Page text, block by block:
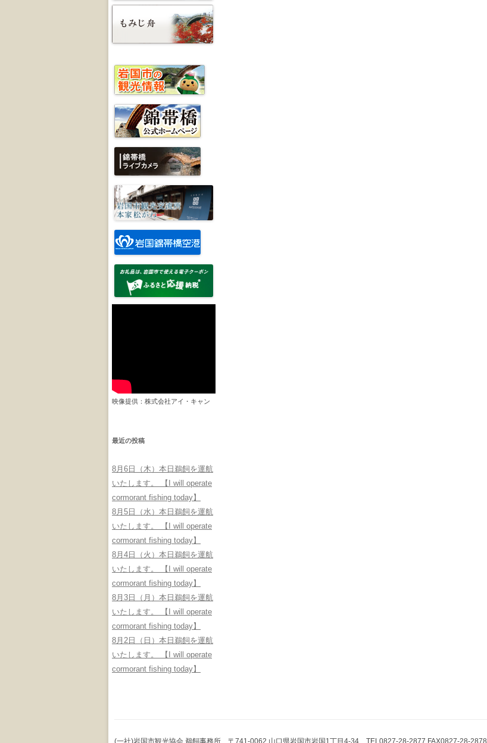
映像提供：株式会社アイ・キャン
最近の投稿
8月6日（木）本日鵜飼を運航
いたします。 【I will operate
cormorant fishing today】
8月5日（水）本日鵜飼を運航
いたします。 【I will operate
cormorant fishing today】
8月4日（火）本日鵜飼を運航
いたします。 【I will operate
cormorant fishing today】
8月3日（月）本日鵜飼を運航
いたします。 【I will operate
cormorant fishing today】
8月2日（日）本日鵜飼を運航
いたします。 【I will operate
cormorant fishing today】
(一社)岩国市観光協会 鵜飼事務所 〒741-0062 山口県岩国市岩国1丁目4-34 TEL0827-28-2877 FAX0827-28-2878